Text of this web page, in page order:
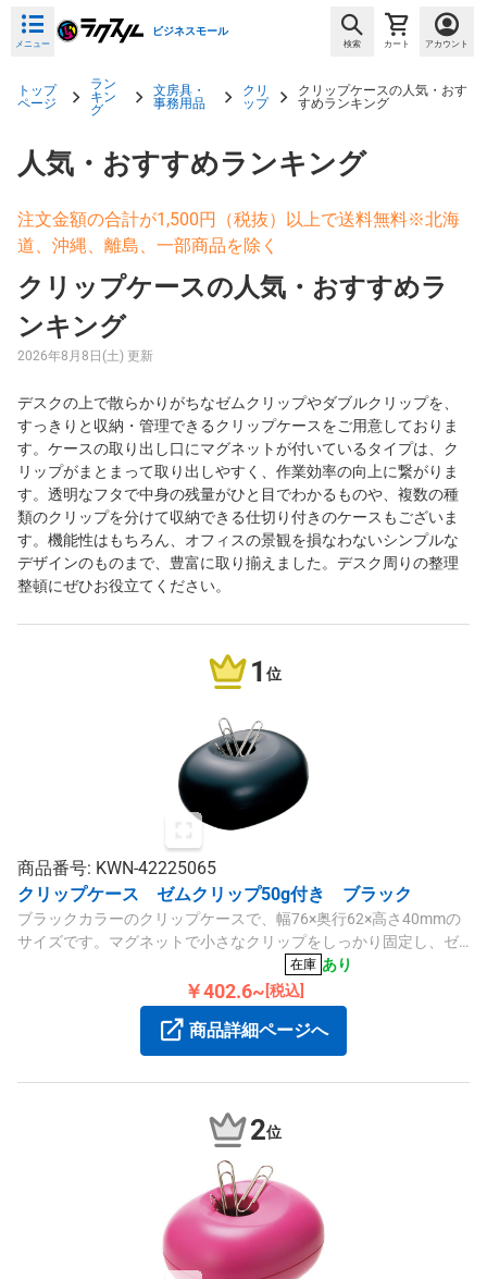
メニュー
ビジネスモール
検索 カート アカウント
トップ
ページ
ラン
キン
グ
文房具・
事務用品
クリ
ップ
クリップケースの人気・おす
すめランキング
人気・おすすめランキング
注文金額の合計が1,500円（税抜）以上で送料無料※北海
道、沖縄、離島、一部商品を除く
クリップケースの人気・おすすめラ
ンキング
2026年8月8日(土) 更新
デスクの上で散らかりがちなゼムクリップやダブルクリップを、
すっきりと収納・管理できるクリップケースをご用意しておりま
す。ケースの取り出し口にマグネットが付いているタイプは、ク
リップがまとまって取り出しやすく、作業効率の向上に繋がりま
す。透明なフタで中身の残量がひと目でわかるものや、複数の種
類のクリップを分けて収納できる仕切り付きのケースもございま
す。機能性はもちろん、オフィスの景観を損なわないシンプルな
デザインのものまで、豊富に取り揃えました。デスク周りの整理
整頓にぜひお役立てください。
1 位
商品番号: KWN-42225065
クリップケース ゼムクリップ50g付き ブラック
ブラックカラーのクリップケースで、幅76×奥行62×高さ40mmの
サイズです。マグネットで小さなクリップをしっかり固定し、ゼ
ムクリップ50g（約120個）が付属しています。
在庫 あり
￥402.6~ [税込]
商品詳細ページへ
2位